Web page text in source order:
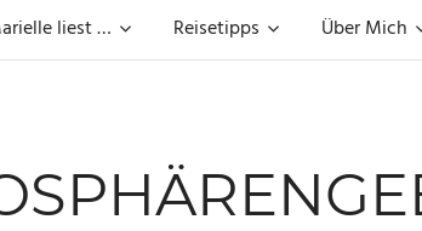
liest … Reisetipps Über Mich